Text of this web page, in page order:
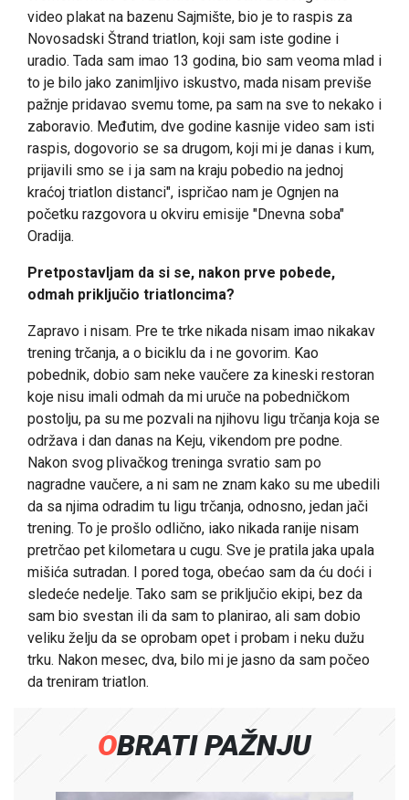
video plakat na bazenu Sajmište, bio je to raspis za
Novosadski Štrand triatlon, koji sam iste godine i
uradio. Tada sam imao 13 godina, bio sam veoma mlad i
to je bilo jako zanimljivo iskustvo, mada nisam previše
pažnje pridavao svemu tome, pa sam na sve to nekako i
zaboravio. Međutim, dve godine kasnije video sam isti
raspis, dogovorio se sa drugom, koji mi je danas i kum,
prijavili smo se i ja sam na kraju pobedio na jednoj
kraćoj triatlon distanci", ispričao nam je Ognjen na
početku razgovora u okviru emisije "Dnevna soba"
Oradija.
Pretpostavljam da si se, nakon prve pobede,
odmah priključio triatloncima?
Zapravo i nisam. Pre te trke nikada nisam imao nikakav
trening trčanja, a o biciklu da i ne govorim. Kao
pobednik, dobio sam neke vaučere za kineski restoran
koje nisu imali odmah da mi uruče na pobedničkom
postolju, pa su me pozvali na njihovu ligu trčanja koja se
održava i dan danas na Keju, vikendom pre podne.
Nakon svog plivačkog treninga svratio sam po
nagradne vaučere, a ni sam ne znam kako su me ubedili
da sa njima odradim tu ligu trčanja, odnosno, jedan jači
trening. To je prošlo odlično, iako nikada ranije nisam
pretrčao pet kilometara u cugu. Sve je pratila jaka upala
mišića sutradan. I pored toga, obećao sam da ću doći i
sledeće nedelje. Tako sam se priključio ekipi, bez da
sam bio svestan ili da sam to planirao, ali sam dobio
veliku želju da se oprobam opet i probam i neku dužu
trku. Nakon mesec, dva, bilo mi je jasno da sam počeo
da treniram triatlon.
OBRATI PAŽNJU